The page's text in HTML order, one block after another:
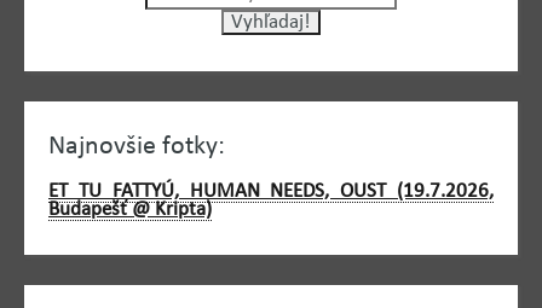
Najnovšie fotky:
ET TU FATTYÚ, HUMAN NEEDS, OUST (19.7.2026,
Budapešť @ Kripta)